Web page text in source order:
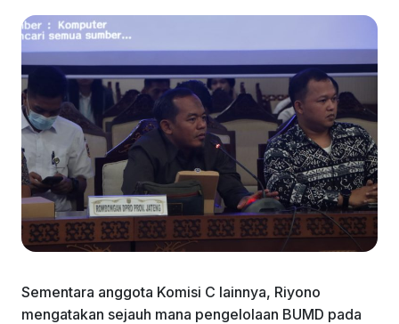
Sementara anggota Komisi C lainnya, Riyono
mengatakan sejauh mana pengelolaan BUMD pada